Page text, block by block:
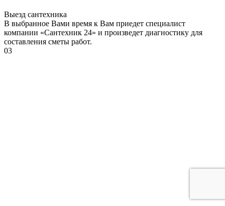
Выезд сантехника
В выбранное Вами время к Вам приедет специалист
компании «Сантехник 24» и произведет диагностику для
составления сметы работ.
03